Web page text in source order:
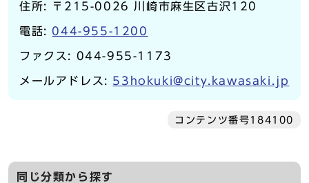
住所: 〒215-0026 川崎市麻生区古沢120
電話: 044-955-1200
ファクス: 044-955-1173
メールアドレス: 53hokuki@city.kawasaki.jp
コンテンツ番号184100
同じ分類から探す